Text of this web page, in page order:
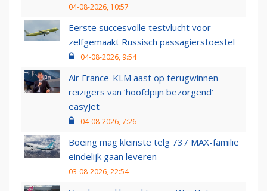
04-08-2026, 10:57
Eerste succesvolle testvlucht voor
zelfgemaakt Russisch passagierstoestel
04-08-2026, 9:54
Air France-KLM aast op terugwinnen
reizigers van ‘hoofdpijn bezorgend’
easyJet
04-08-2026, 7:26
Boeing mag kleinste telg 737 MAX-familie
eindelijk gaan leveren
03-08-2026, 22:54